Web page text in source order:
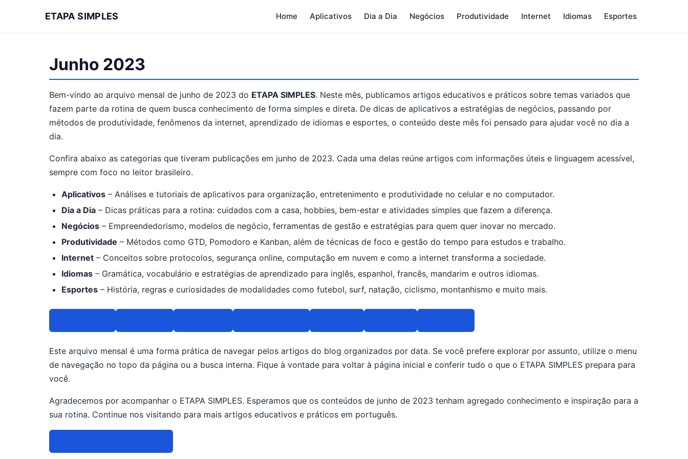
ETAPA SIMPLES Home Aplicativos Dia a Dia Negócios Produtividade Internet Idiomas Esportes
Junho 2023
Bem-vindo ao arquivo mensal de junho de 2023 do ETAPA SIMPLES. Neste mês, publicamos artigos educativos e práticos sobre temas variados que
fazem parte da rotina de quem busca conhecimento de forma simples e direta. De dicas de aplicativos a estratégias de negócios, passando por
métodos de produtividade, fenômenos da internet, aprendizado de idiomas e esportes, o conteúdo deste mês foi pensado para ajudar você no dia a
dia.
Confira abaixo as categorias que tiveram publicações em junho de 2023. Cada uma delas reúne artigos com informações úteis e linguagem acessível,
sempre com foco no leitor brasileiro.
Aplicativos – Análises e tutoriais de aplicativos para organização, entretenimento e produtividade no celular e no computador.
Dia a Dia – Dicas práticas para a rotina: cuidados com a casa, hobbies, bem-estar e atividades simples que fazem a diferença.
Negócios – Empreendedorismo, modelos de negócio, ferramentas de gestão e estratégias para quem quer inovar no mercado.
Produtividade – Métodos como GTD, Pomodoro e Kanban, além de técnicas de foco e gestão do tempo para estudos e trabalho.
Internet – Conceitos sobre protocolos, segurança online, computação em nuvem e como a internet transforma a sociedade.
Idiomas – Gramática, vocabulário e estratégias de aprendizado para inglês, espanhol, francês, mandarim e outros idiomas.
Esportes – História, regras e curiosidades de modalidades como futebol, surf, natação, ciclismo, montanhismo e muito mais.
Este arquivo mensal é uma forma prática de navegar pelos artigos do blog organizados por data. Se você prefere explorar por assunto, utilize o menu
de navegação no topo da página ou a busca interna. Fique à vontade para voltar à página inicial e conferir tudo o que o ETAPA SIMPLES prepara para
você.
Agradecemos por acompanhar o ETAPA SIMPLES. Esperamos que os conteúdos de junho de 2023 tenham agregado conhecimento e inspiração para a
sua rotina. Continue nos visitando para mais artigos educativos e práticos em português.